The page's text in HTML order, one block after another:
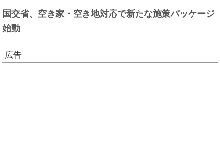
国交省、空き家・空き地対応で新たな施策パッケージ
始動
広告